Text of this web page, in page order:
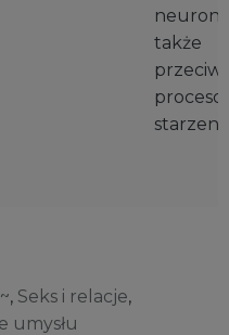
także
, Seks i relacje,
umysłu